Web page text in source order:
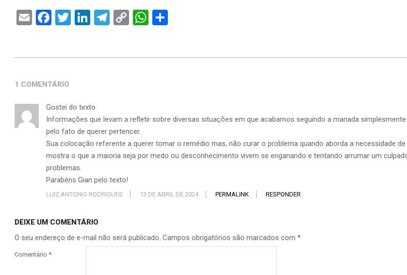
EmailFacebook
Twitter
LinkedIn
Telegram
CopyWhatsApp
1 COMENTÁRIO
Gostei do texto.
Informações que levam a refletir sobre diversas situações em que acabamos seguindo a manada
pelo fato de querer pertencer.
Sua colocação referente a querer tomar o remédio mas, não curar o problema quando aborda a necessidade
mostra o que a maioria seja por medo ou desconhecimento vivem se enganando e tentando arrumar um
problemas.
Parabéns Gian pelo texto!
LUIZ ANTONIO RODRIGUES 13 DE ABRIL DE 2024 PERMALINK RESPONDER
DEIXE UM COMENTÁRIO
O seu endereço de e-mail não será publicado. Campos obrigatórios são marcados com *
Comentário *